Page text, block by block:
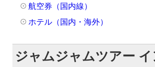
航空券（国内線）
ホテル（国内・海外）
ジャムジャムツアー イ